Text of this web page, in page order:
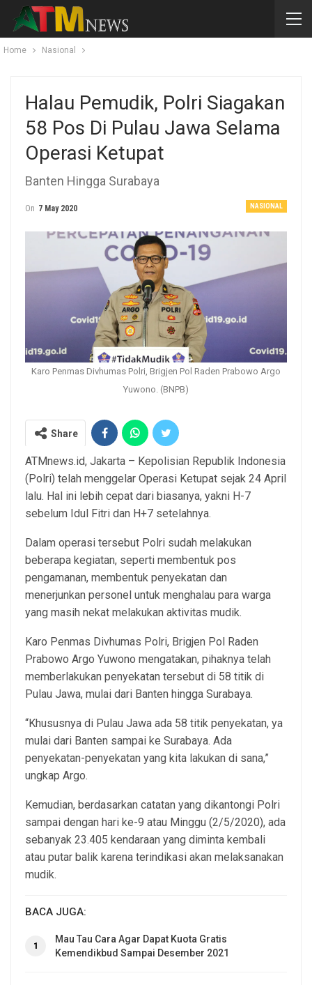
Home Nasional
Halau Pemudik, Polri Siagakan
58 Pos Di Pulau Jawa Selama
Operasi Ketupat
Banten Hingga Surabaya
NASIONAL
On 7 May 2020
Karo Penmas Divhumas Polri, Brigjen Pol Raden Prabowo Argo
Yuwono. (BNPB)
Share
ATMnews.id, Jakarta – Kepolisian Republik Indonesia
(Polri) telah menggelar Operasi Ketupat sejak 24 April
lalu. Hal ini lebih cepat dari biasanya, yakni H-7
sebelum Idul Fitri dan H+7 setelahnya.
Dalam operasi tersebut Polri sudah melakukan
beberapa kegiatan, seperti membentuk pos
pengamanan, membentuk penyekatan dan
menerjunkan personel untuk menghalau para warga
yang masih nekat melakukan aktivitas mudik.
Karo Penmas Divhumas Polri, Brigjen Pol Raden
Prabowo Argo Yuwono mengatakan, pihaknya telah
memberlakukan penyekatan tersebut di 58 titik di
Pulau Jawa, mulai dari Banten hingga Surabaya.
“Khususnya di Pulau Jawa ada 58 titik penyekatan, ya
mulai dari Banten sampai ke Surabaya. Ada
penyekatan-penyekatan yang kita lakukan di sana,”
ungkap Argo.
Kemudian, berdasarkan catatan yang dikantongi Polri
sampai dengan hari ke-9 atau Minggu (2/5/2020), ada
sebanyak 23.405 kendaraan yang diminta kembali
atau putar balik karena terindikasi akan melaksanakan
mudik.
BACA JUGA:
1
Mau Tau Cara Agar Dapat Kuota Gratis
Kemendikbud Sampai Desember 2021